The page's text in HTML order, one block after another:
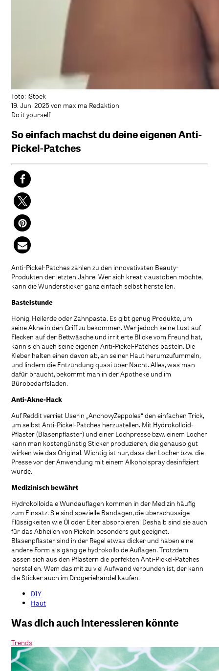
Foto: iStock
19. Juni 2025 von maxima Redaktion
Do it yourself
So einfach machst du deine eigenen Anti-
Pickel-Patches
Anti-Pickel-Patches zählen zu den innovativsten Beauty-
Produkten der letzten Jahre. Wer sich kreativ austoben möchte,
kann die Wundersticker ganz einfach selbst herstellen.
Bastelstunde
Honig, Heilerde oder Zahnpasta. Es gibt genug Produkte, um
seine Akne in den Griff zu bekommen. Wer jedoch keine Lust auf
Flecken auf der Bettwäsche und irritierte Blicke vom Freund hat,
kann sich auch seine eigenen Anti-Pickel-Patches basteln. Die
Kleber halten einen davon ab, an seiner Haut herumzufummeln,
und lindern die Entzündung quasi über Nacht. Alles, was man
dafür braucht, bekommt man in der Apotheke und im
Bürobedarfsladen.
Anti-Akne-Hack
Auf Reddit verriet Userin „AnchovyZeppoles“ den einfachen Trick,
um selbst Anti-Pickel-Patches herzustellen. Mit Hydrokolloid-
Pflaster (Blasenpflaster) und einer Lochpresse bzw. einem Locher
kann man kostengünstig Sticker produzieren, die genauso gut
wirken wie das Original. Wichtig ist nur, dass der Locher bzw. die
Presse vor der Anwendung mit einem Alkoholspray desinfiziert
wurde.
Medizinisch bewährt
Hydrokolloidale Wundauflagen kommen in der Medizin häufig
zum Einsatz. Sie sind spezielle Bandagen, die überschüssige
Flüssigkeiten wie Öl oder Eiter absorbieren. Deshalb sind sie auch
für das Abheilen von Pickeln besonders gut geeignet.
Blasenpflaster sind in der Regel etwas dicker und haben eine
andere Form als gängige hydrokolloide Auflagen. Trotzdem
lassen sich aus den Pflastern die perfekten Anti-Pickel-Patches
herstellen. Wem das mit zu viel Aufwand verbunden ist, der kann
die Sticker auch im Drogeriehandel kaufen.
DIY
Haut
Was dich auch interessieren könnte
Trends